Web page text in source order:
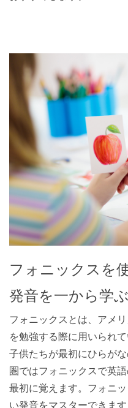
フォニックスを
発音を一から学
フォニックスとは、アメ
を勉強する際に用いられ
子供たちが最初にひらが
圏ではフォニックスで英
最初に覚えます。フォニ
い発音をマスターできます